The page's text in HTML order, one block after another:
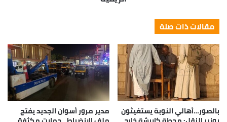
مقالات ذات صلة
بالصور…أهالي النوبة يستغيثون مدير مرور أسوان الجديد يفتح